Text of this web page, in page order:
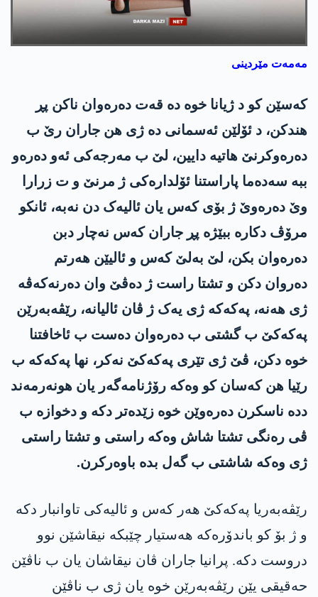
مەمەت مێردینی
کەسێن کو د ژیانا خوە دە قەت دەرەوان ناکن پڕ
هندکن، د ئۆلێن ئەسمانی دە ژی هن جاران رێ ب
دەرەوکرنێ هاتیە دایین، لێ ب مەرجەکی ئەو دەرەو
ببە سەدەما پاراستنا ئۆلدارەکی ژ مرنێ و ت زرارا
وێ دەرەوێ ژ بۆی کەس یان ئالیەک دن نەبە، ئانکو
مرۆڤ دکارە ببێژە پڕ جاران کەس نەچار دبن
دەرەوان بکن، لێ بەلێ کەس و ئالیێن هەرتم
دەروان دکن و تشتا راست ژ دەڤێ وان دەرنەکەڤە
ژی هەنە، پەکەکە ژی یەک ژ ڤان ئالیانە، رێڤەبەرێن
پەکەکێ ب گشتی ب دەرەوان دەست ب ئاخافتنا
خوە دکن، ڤێ ژی تێری پەکەکێ نەکر، نها پەکەکە ب
رێیا هن کەسان کو وەکە رۆژنامەگەر یان هونەرمەند
ددە ناسکرن دەرەوێن خوە زێدەتر دکە و دخوازە ب
ڤی رەنگی تشتا شاش وەکە راستی و تشتا راستی
ژی وەکە شاشتی ب گەل بدە باوەرکرن.
رێڤەبەریا پەکەکێ ھەر کەس و ئالیەکی تاوانبار دکە
و ژ بۆ کو باندۆرەکە ھەستیار چێبکە نیقاشێن نوو
دروست دکە. پرانیا جاران ڤان نیقاشان یان ب ناڤێن
حەقیقی یێن رێڤەبەرێن خوە یان ژی ب ناڤێن